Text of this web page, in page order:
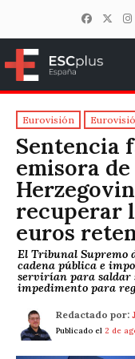
ESCplus
Eurovisión
Sentencia
emisora
recuperar
euros
El Tribunal Supremo
cadena pública e
servirían para saldar
impedimento para
Redactado por:
Publicado el 2 de